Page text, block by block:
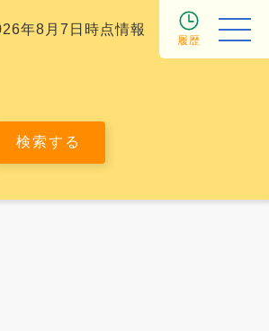
年8月7日時点情報
履歴